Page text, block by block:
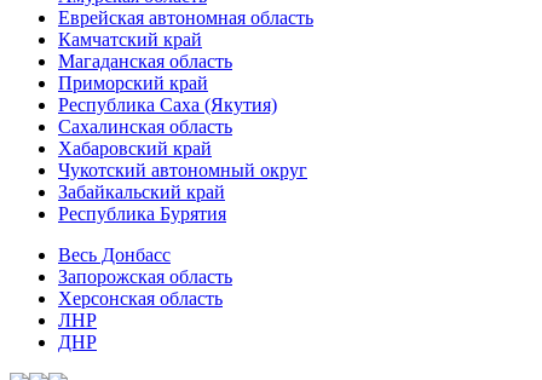
Еврейская автономная область
Камчатский край
Магаданская область
Приморский край
Республика Саха (Якутия)
Сахалинская область
Хабаровский край
Чукотский автономный округ
Забайкальский край
Республика Бурятия
Весь Донбасс
Запорожская область
Херсонская область
ЛНР
ДНР